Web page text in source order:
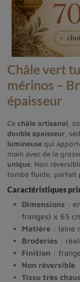
Châle vert
mérinos –
épaisseur
Ce châle artisanal ,
double épaisseur ,
lumineuse qui
main avec de la
unique. Non
tombé fluide, parfait
Caractéristiques
Dimensions :
franges) x 65
Matière : laine
Broderies :
Finition :
Non réversible
Tissu très